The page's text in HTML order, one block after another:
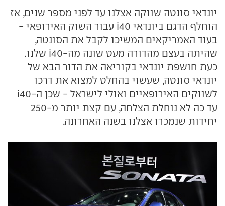
יונדאי סונטה שווקה אצלנו עד לפני מספר שנים, אז
הוחלף הדגם ביונדאי i40 עבור השוק האירופאי -
בעוד האמריקאים המשיכו לקבל את הסונטה,
שהיתה בעצם מהדורה מעט שונה מה-i40 שלנו.
כעת חושפת יונדאי בקוריאה את הדור הבא של
יונדאי סונטה, שעשוי בהחלט למצוא את דרכו
לשווקים האירופאיים ואולי לישראל - שכן ה-i40
עד כה לא נוחלת הצלחה, עם קצת יותר מ-250
יחידות שנמכרו אצלנו בשנה האחרונה.